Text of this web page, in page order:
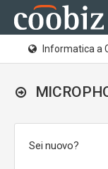
Informatica a
Sei nuovo?